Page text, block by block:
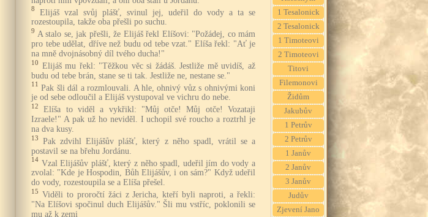
8
Elijáš vzal svůj plášť, svinul jej, udeřil do vody a ta se
rozestoupila, takže oba přešli po suchu.
9 A stalo se, jak přešli, že Elijáš řekl Elíšovi: "Požádej, co mám
pro tebe udělat, dříve než budu od tebe vzat." Elíša řekl: "Ať je
na mně dvojnásobný díl tvého ducha!"
10 Elijáš mu řekl: "Těžkou věc si žádáš. Jestliže mě uvidíš, až
budu od tebe brán, stane se ti tak. Jestliže ne, nestane se."
11 Pak šli dál a rozmlouvali. A hle, ohnivý vůz s ohnivými koni
je od sebe odloučil a Elijáš vystupoval ve vichru do nebe.
12
Elíša to viděl a vykřikl: "Můj otče! Můj otče! Vozataji
Izraele!" A pak už ho neviděl. I uchopil své roucho a roztrhl je
na dva kusy.
13
Pak zdvihl Elijášův plášť, který z něho spadl, vrátil se a
postavil se na břehu Jordánu.
14 Vzal Elijášův plášť, který z něho spadl, udeřil jím do vody a
zvolal: "Kde je Hospodin, Bůh Elijášův, i on sám?" Když udeřil
do vody, rozestoupila se a Elíša přešel.
15 Viděli to proročtí žáci z Jericha, kteří byli naproti, a řekli:
"Na Elíšovi spočinul duch Elijášův." Šli mu vstříc, poklonili se
mu až k zemi
1 Tesalonick
2 Tesalonick
1 Timoteovi
2 Timoteovi
Titovi
Filemonovi
Židům
Jakubův
1 Petrův
2 Petrův
1 Janův
2 Janův
3 Janův
Judův
Zjevení Jano